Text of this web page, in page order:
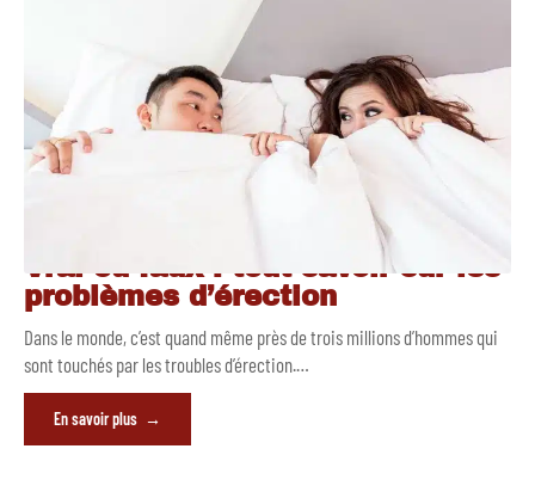
Vrai ou faux : tout savoir sur les
problèmes d’érection
Dans le monde, c’est quand même près de trois millions d’hommes qui
sont touchés par les troubles d’érection.…
En savoir plus